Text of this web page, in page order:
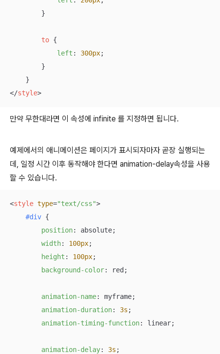
        }
to {
left : 300px;
        }
</style>
만약 무한대라면 이 속성에 infinite 를 지정하면 됩니다.
예제에서의 애니메이션은 페이지가 표시되자마자 곧장 실행되는
데, 일정 시간 이후 동작해야 한다면 animation-delay속성을 사용
할 수 있습니다.
<style type="text/css">
#div {
position: absolute;
width: 100px;
height : 100px;
background-color: red;
animation-name: myframe;
animation-duration: 3s ;
animation-timing-function: linear;
animation-delay: 3s ;